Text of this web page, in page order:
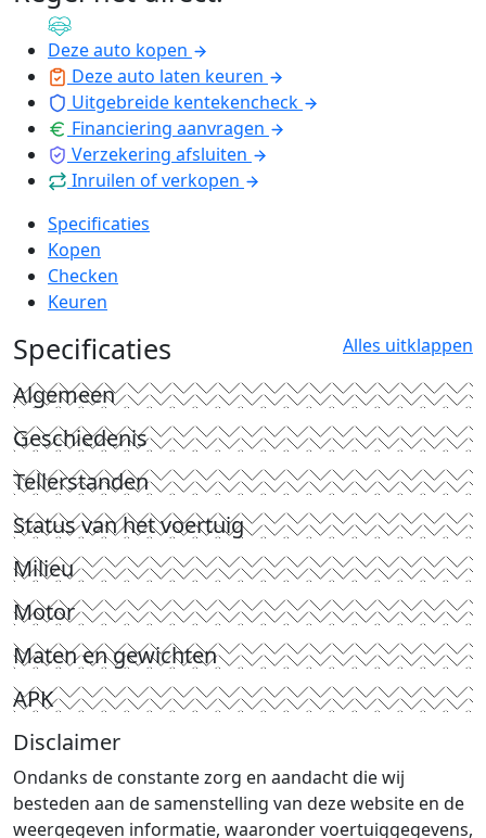
Deze auto kopen
Deze auto laten keuren
Uitgebreide kentekencheck
Financiering aanvragen
Verzekering afsluiten
Inruilen of verkopen
Specificaties
Kopen
Checken
Keuren
Specificaties Alles uitklappen
Algemeen
Geschiedenis
Tellerstanden
Status van het voertuig
Milieu
Motor
Maten en gewichten
APK
Disclaimer
Ondanks de constante zorg en aandacht die wij
besteden aan de samenstelling van deze website en de
weergegeven informatie, waaronder voertuiggegevens,